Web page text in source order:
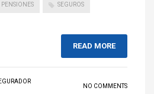
PENSIONES SEGUROS
READ MORE
NO COMMENTS